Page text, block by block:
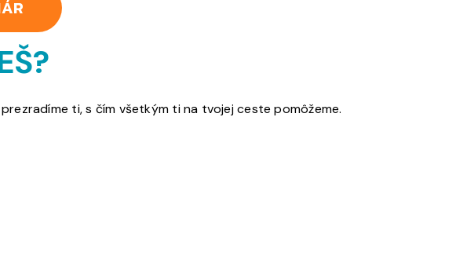
ti, s čím všetkým ti na tvojej ceste pomôžeme.